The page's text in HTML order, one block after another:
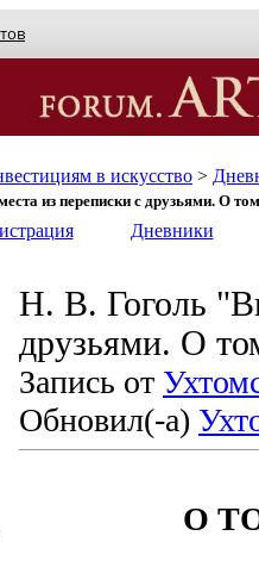
в искусство >
из переписки с друзьями. О
Дневники
Н. В. Гоголь
друзьями. О
Запись от
Обновил(-а)
О